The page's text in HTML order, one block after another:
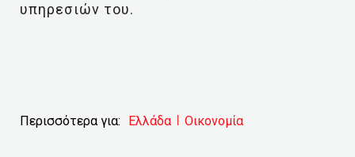
υπηρεσιών του.
Περισσότερα για: Ελλάδα Οικονομία